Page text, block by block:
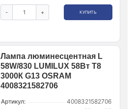
- + КУПИТЬ
Лампа люминесцентная L
58W/830 LUMILUX 58Вт T8
3000К G13 OSRAM
4008321582706
Артикул: 4008321582706